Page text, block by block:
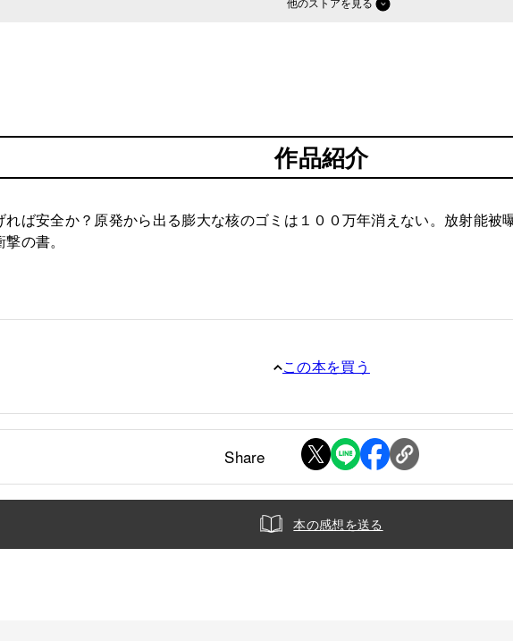
他のストア
作品紹介
ば安全か？原発から出る膨大な核のゴミは１００万年消えない。放射能
の書。
この本を買う
Share
本の感想を送る